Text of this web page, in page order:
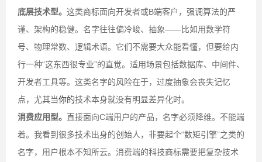
底层技术型。 这类商标面向开发者或B端客户，强调算法的严
谨、架构的稳健。名字往往偏冷峻、抽象——比如用数学符
号、物理常数、逻辑术语。它们不需要大众能看懂，但要给内
行一种“这东西很专业”的直觉。适用场景包括数据库、中间件、
开发者工具等。这类名字的风险在于，过度抽象会丧失记忆
点，尤其当你的技术本身就没有明显差异化时。
消费应用型。 直接面向C端用户的产品，名字必须降维。不能端
着。我看到很多技术出身的创始人，非要起个“数矩引擎”之类的
名字，用户根本不知所云。消费端的科技商标需要把复杂技术